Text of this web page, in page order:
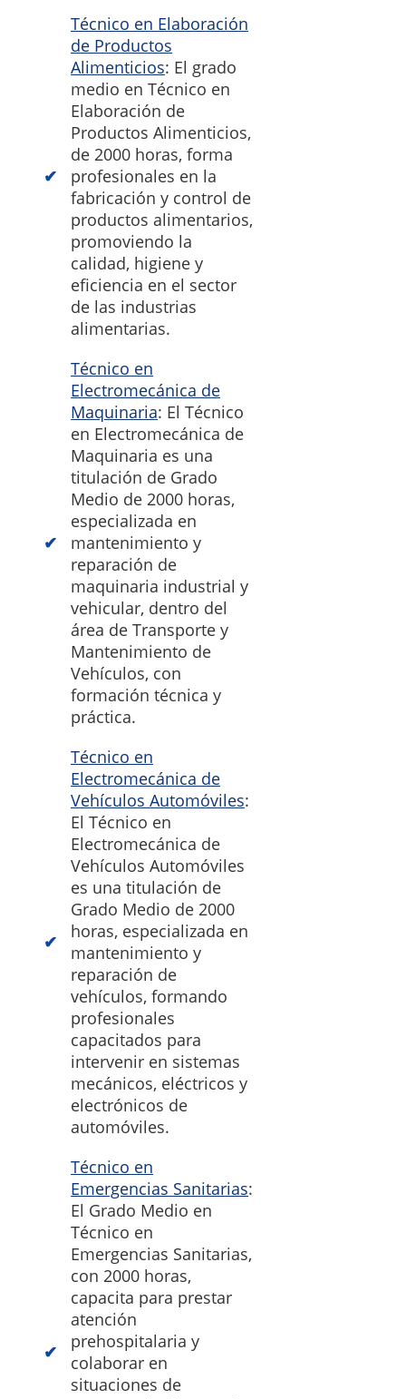
Técnico en Elaboración
de Productos
Alimenticios: El grado
medio en Técnico en
Elaboración de
Productos Alimenticios,
de 2000 horas, forma
profesionales en la
fabricación y control de
productos alimentarios,
promoviendo la
calidad, higiene y
eficiencia en el sector
de las industrias
alimentarias.
Técnico en
Electromecánica de
Maquinaria: El Técnico
en Electromecánica de
Maquinaria es una
titulación de Grado
Medio de 2000 horas,
especializada en
mantenimiento y
reparación de
maquinaria industrial y
vehicular, dentro del
área de Transporte y
Mantenimiento de
Vehículos, con
formación técnica y
práctica.
Técnico en
Electromecánica de
Vehículos Automóviles:
El Técnico en
Electromecánica de
Vehículos Automóviles
es una titulación de
Grado Medio de 2000
horas, especializada en
mantenimiento y
reparación de
vehículos, formando
profesionales
capacitados para
intervenir en sistemas
mecánicos, eléctricos y
electrónicos de
automóviles.
Técnico en
Emergencias Sanitarias:
El Grado Medio en
Técnico en
Emergencias Sanitarias,
con 2000 horas,
capacita para prestar
atención
prehospitalaria y
colaborar en
situaciones de